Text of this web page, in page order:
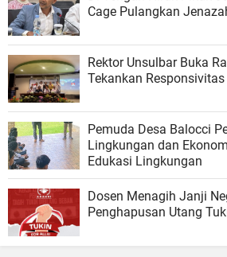
Cage Pulangkan
Rektor Unsulbar Buka
Tekankan
Pemuda Desa Balocci
Lingkungan dan
Edukasi Lingkungan
Dosen Menagih Janji
Penghapusan Utang